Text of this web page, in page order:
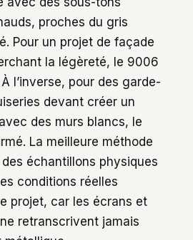
proches du gris
Pour un projet de façade
la légèreté, le 9006
l’inverse, pour des garde-
devant créer un
des murs blancs, le
La meilleure méthode
échantillons physiques
conditions réelles
projet, car les écrans et
retranscrivent jamais